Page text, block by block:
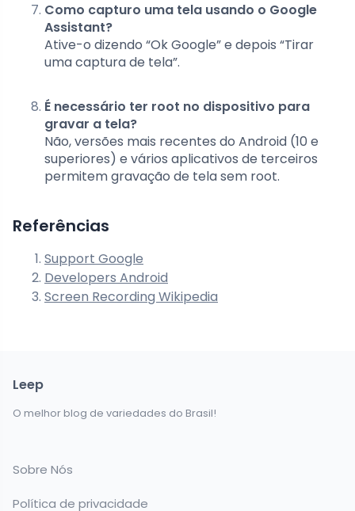
Como capturo uma tela usando o Google
Assistant?
Ative-o dizendo “Ok Google” e depois “Tirar
uma captura de tela”.
É necessário ter root no dispositivo para
gravar a tela?
Não, versões mais recentes do Android (10 e
superiores) e vários aplicativos de terceiros
permitem gravação de tela sem root.
Referências
Support Google
Developers Android
Screen Recording Wikipedia
Leep
O melhor blog de variedades do Brasil!
Sobre Nós
Política de privacidade